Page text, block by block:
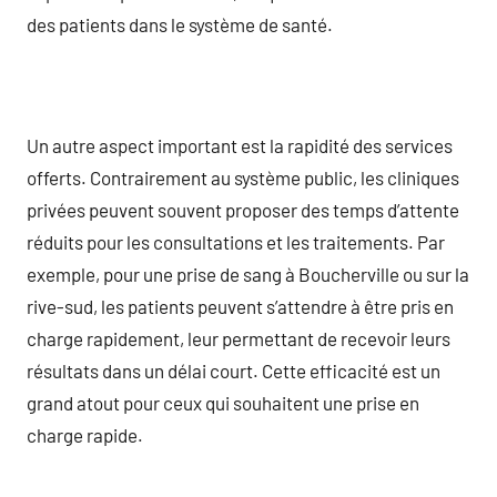
des patients dans le système de santé.
Un autre aspect important est la rapidité des services
offerts. Contrairement au système public, les cliniques
privées peuvent souvent proposer des temps d’attente
réduits pour les consultations et les traitements. Par
exemple, pour une prise de sang à Boucherville ou sur la
rive-sud, les patients peuvent s’attendre à être pris en
charge rapidement, leur permettant de recevoir leurs
résultats dans un délai court. Cette efficacité est un
grand atout pour ceux qui souhaitent une prise en
charge rapide.